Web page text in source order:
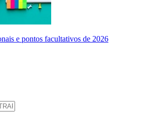
e pontos facultativos de 2026